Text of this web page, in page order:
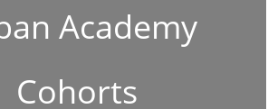
Academy
Cohorts